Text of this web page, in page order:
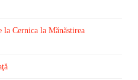
Cernica la Mănăstirea